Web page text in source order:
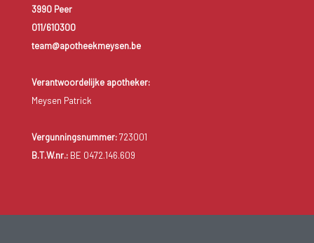
3990 Peer
011/610300
team@apotheekmeysen.be
Verantwoordelijke apotheker:
Meysen Patrick
Vergunningsnummer:723001
B.T.W.nr.:BE 0472.146.609